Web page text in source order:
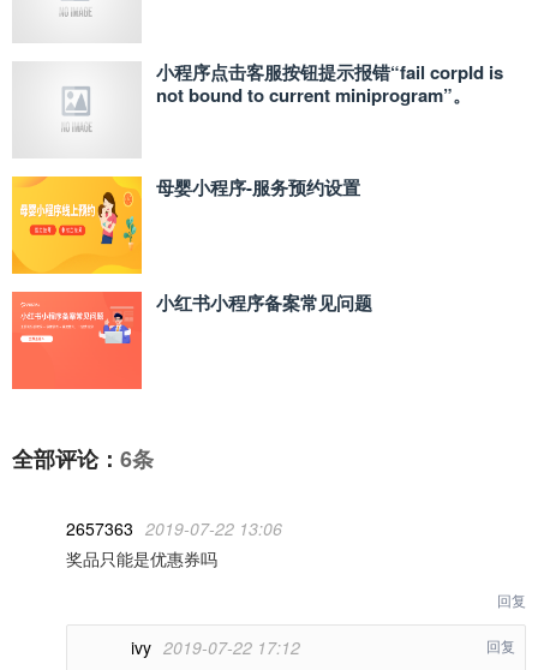
小程序点击客服按钮提示报错“fail corpId is
not bound to current miniprogram”。
母婴小程序-服务预约设置
小红书小程序备案常见问题
全部评论： 6条
2657363 2019-07-22 13:06
奖品只能是优惠券吗
回复
ivy 2019-07-22 17:12
回复